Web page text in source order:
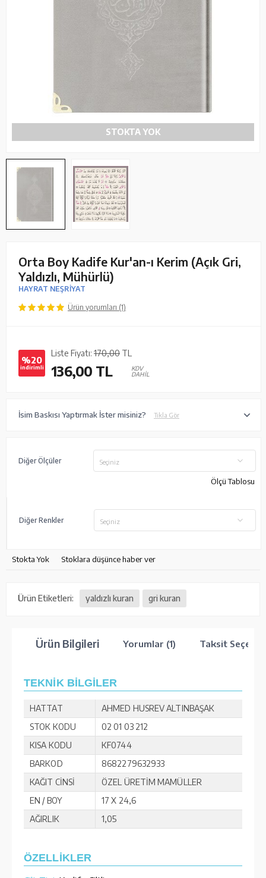
STOKTA YOK
Orta Boy Kadife Kur'an-ı Kerim (Açık Gri,
Yaldızlı, Mühürlü)
HAYRAT NEŞRİYAT
Ürün yorumları (1)
%20
indirimli
Liste Fiyatı: 170,00 TL
136,00 TL
KDV
DAHİL
İsim Baskısı Yaptırmak İster misiniz? Tıkla Gör
Diğer Ölçüler Seçiniz
Ölçü Tablosu
Diğer Renkler Seçiniz
Stokta Yok Stoklara düşünce haber ver
Ürün Etiketleri: yaldızlı kuran gri kuran
Ürün Bilgileri Yorumlar (1) Taksit
TEKNİK BİLGİLER
HATTAT
AHMED HUSREV ALTINBAŞAK
STOK KODU
02 01 03 212
KISA KODU
KF0744
BARKOD
8682279632933
KAĞIT CİNSİ
ÖZEL ÜRETİM MAMÜLLER
EN / BOY
17 X 24,6
AĞIRLIK
1,05
ÖZELLİKLER